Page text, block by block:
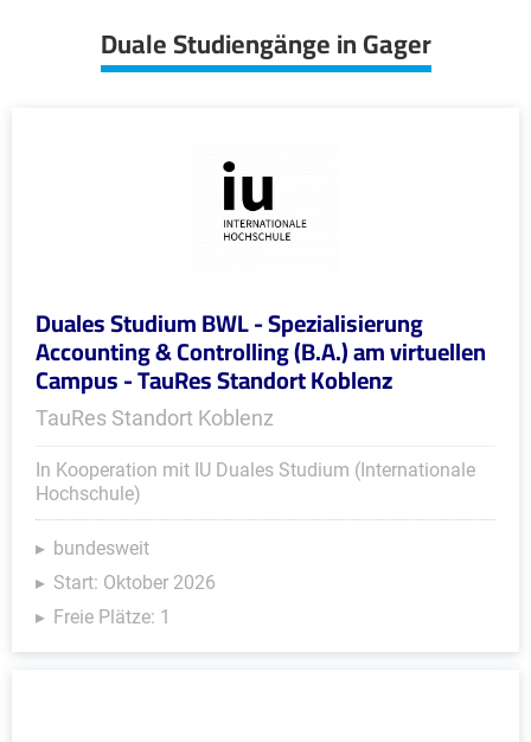
Duale Studiengänge in Gager
Duales Studium BWL - Spezialisierung
Accounting & Controlling (B.A.) am virtuellen
Campus - TauRes Standort Koblenz
TauRes Standort Koblenz
In Kooperation mit IU Duales Studium (Internationale
Hochschule)
bundesweit
Start: Oktober 2026
Freie Plätze: 1